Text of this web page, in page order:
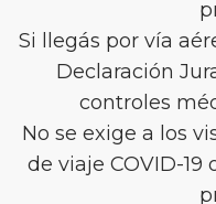
Si llegás por vía
Declaración
controles
No se exige a los
de viaje COVID-